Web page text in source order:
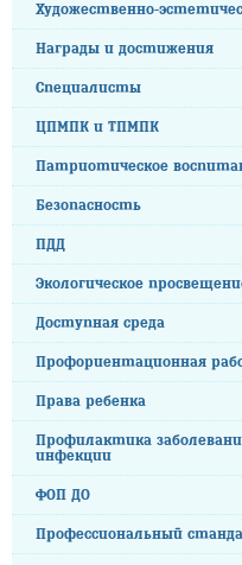
Художественно-
Награды и достижения
Специалисты
ЦПМПК и ТПМПК
Патриотическое
Безопасность
ПДД
Экологическое
Доступная среда
Профориентационная
Права ребенка
Профилактика
инфекции
ФОП ДО
Профессиональный